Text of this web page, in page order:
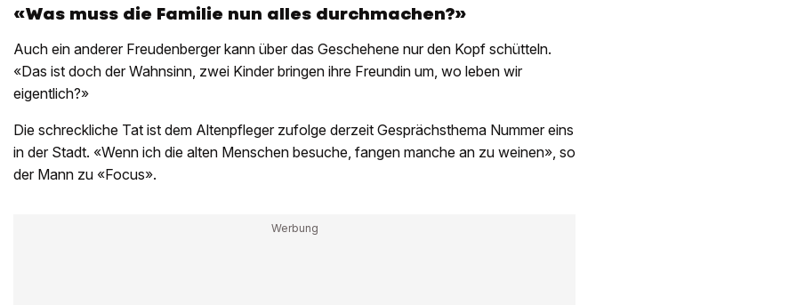
«Was muss die Familie nun alles durchmachen?»
Auch ein anderer Freudenberger kann über das Geschehene nur den Kopf schütteln.
«Das ist doch der Wahnsinn, zwei Kinder bringen ihre Freundin um, wo leben wir
eigentlich?»
Die schreckliche Tat ist dem Altenpfleger zufolge derzeit Gesprächsthema Nummer eins
in der Stadt. «Wenn ich die alten Menschen besuche, fangen manche an zu weinen», so
der Mann zu «Focus».